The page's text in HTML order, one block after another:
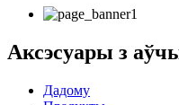
Аксэсуары з
Дадому